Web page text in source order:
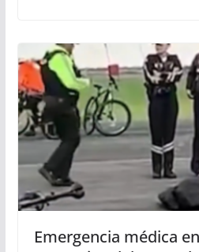
Emergencia médica